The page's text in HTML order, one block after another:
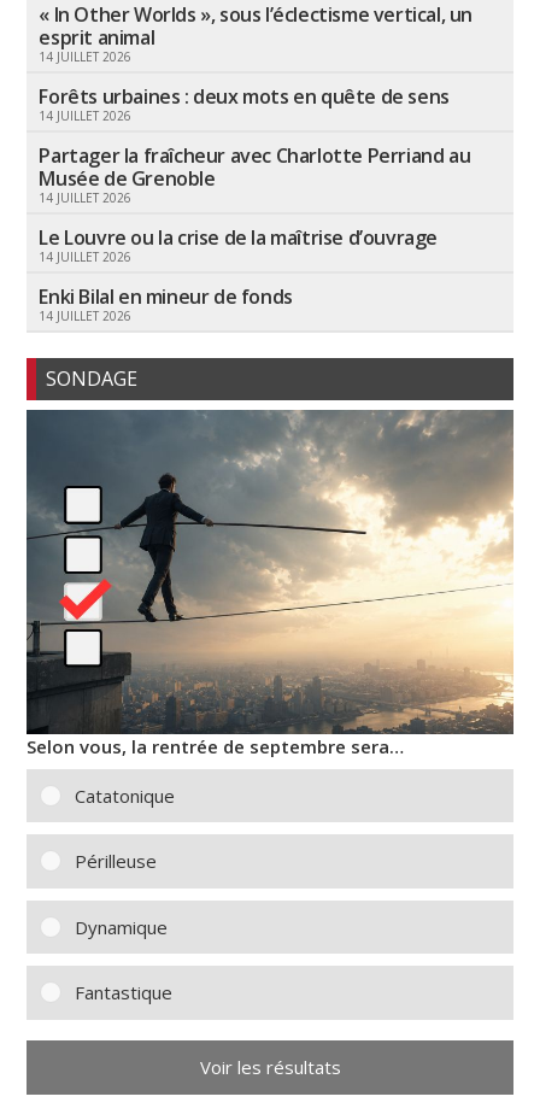
« In Other Worlds », sous l’éclectisme vertical, un
esprit animal
14 JUILLET 2026
Forêts urbaines : deux mots en quête de sens
14 JUILLET 2026
Partager la fraîcheur avec Charlotte Perriand au
Musée de Grenoble
14 JUILLET 2026
Le Louvre ou la crise de la maîtrise d’ouvrage
14 JUILLET 2026
Enki Bilal en mineur de fonds
14 JUILLET 2026
SONDAGE
Selon vous, la rentrée de septembre sera…
Catatonique
Périlleuse
Dynamique
Fantastique
Voir les résultats